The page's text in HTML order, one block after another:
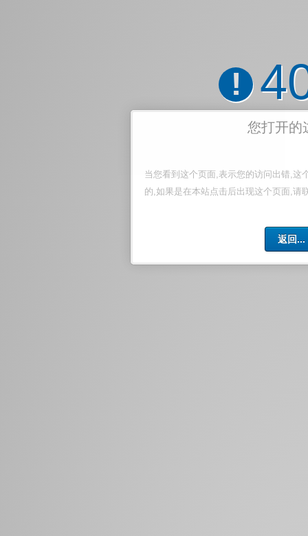
!
您打开的
当您看到这个页面,表示您的访问出错,这
的,如果是在本站点击后出现这个页面,请
返回...